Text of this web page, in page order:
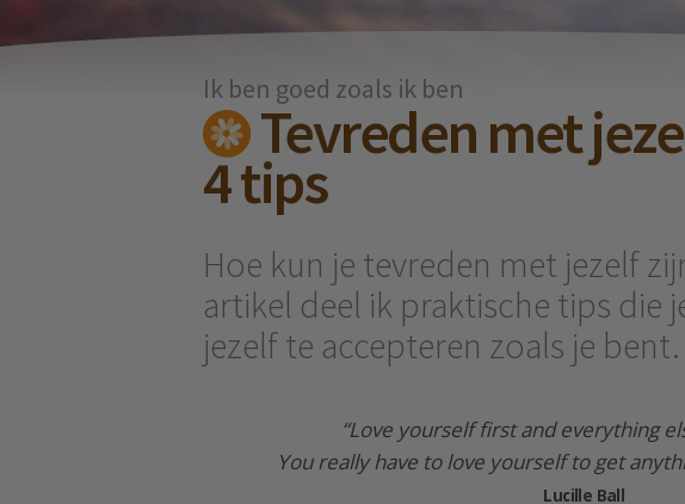
Ik ben goed zoals ik ben
Tevreden met
4 tips
Hoe kun je tevreden met jezelf
artikel deel ik praktische tips die
jezelf te accepteren zoals je bent.
“Love yourself first and everything
You really have to love yourself to get
Lucille Ball